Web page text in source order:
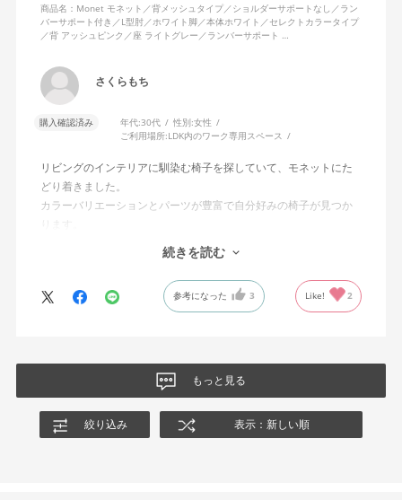
商品名：Monet モネット／背メッシュタイプ／ショルダーサポートなし／ラン
バーサポート付き／L型肘／ホワイト脚／本体ホワイト／セレクトカラータイプ
／背 アッシュピンク／座 ライトグレー／ランバーサポート …
さくらもち
購入確認済み 年代:30代 性別:女性
ご利用場所:LDK内のワーク専用スペース
リビングのインテリアに馴染む椅子を探していて、モネットにた
どり着きました。
カラーバリエーションとパーツが豊富で自分好みの椅子が見つか
オフィスチェアにしては比較的コンパクトで家に置くのに最適で
した、座り心地も良く大変気に入っています。
今回どうしても欲しい色の組み合わせがあったので固定肘の物を
購入しましたが、欲を言えば稼働肘バージョンもバイカラーなど
続きを読む
参考になった 3 Like! 2
もっと見る
絞り込み 表示：新しい順